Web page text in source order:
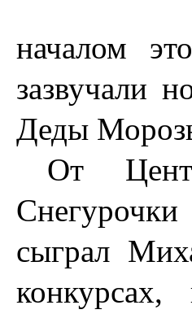
началом
зазвучали
Деды
От
сыграл